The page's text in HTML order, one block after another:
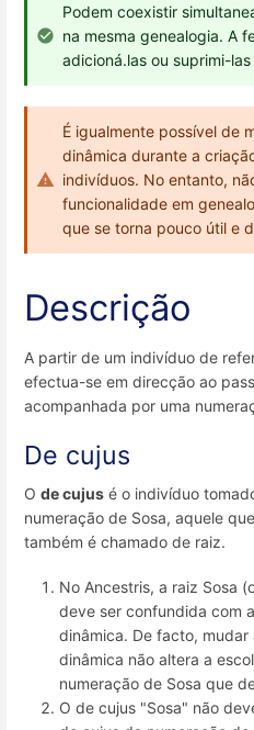
Podem coexistir
na mesma genealogia. A
adicioná.las ou suprimi-
É igualmente possível de
dinâmica durante a
indivíduos. No entanto,
funcionalidade em
que se torna pouco útil e
Descrição
A partir de um indivíduo de
efectua-se em direcção ao
acompanhada por uma
De cujus
O de cujus é o indivíduo
numeração de Sosa, aquele
também é chamado de raiz.
No Ancestris, a raiz Sosa
deve ser confundida com
dinâmica. De facto, mudar
dinâmica não altera a
numeração de Sosa que
O de cujus "Sosa" não